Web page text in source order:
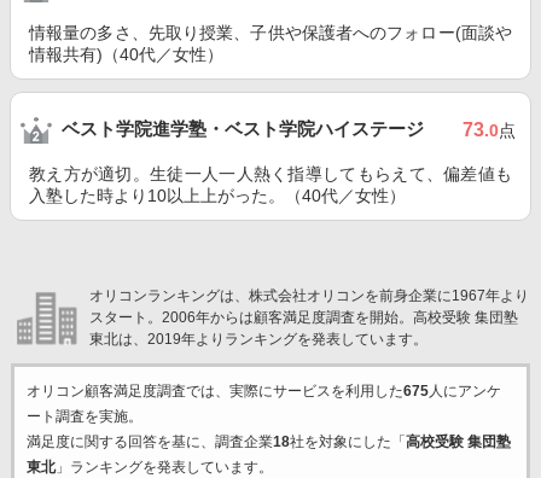
情報量の多さ、先取り授業、子供や保護者へのフォロー(面談や
情報共有)（40代／女性）
ベスト学院進学塾・ベスト学院ハイステージ 73.0点
教え方が適切。生徒一人一人熱く指導してもらえて、偏差値も
入塾した時より10以上上がった。（40代／女性）
オリコンランキングは、株式会社オリコンを前身企業に1967年より
スタート。2006年からは顧客満足度調査を開始。高校受験 集団塾
東北は、2019年よりランキングを発表しています。
オリコン顧客満足度調査では、実際にサービスを利用した675人にアンケ
ート調査を実施。
満足度に関する回答を基に、調査企業18社を対象にした「 高校受験 集団塾
東北」ランキングを発表しています。